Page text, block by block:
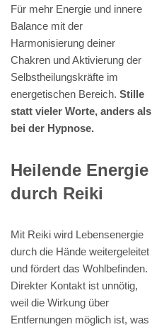
Für mehr Energie und innere
Balance mit der
Harmonisierung deiner
Chakren und Aktivierung der
Selbstheilungskräfte im
energetischen Bereich. Stille
statt vieler Worte, anders als
bei der Hypnose.
Heilende Energie
durch Reiki
Mit Reiki wird Lebensenergie
durch die Hände weitergeleitet
und fördert das Wohlbefinden.
Direkter Kontakt ist unnötig,
weil die Wirkung über
Entfernungen möglich ist, was